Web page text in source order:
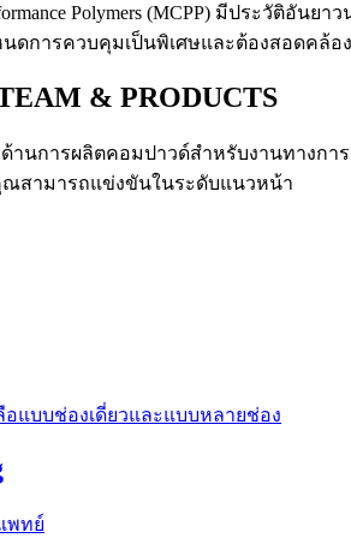
Polymers (MCPP) มีประวัติอันยา
ดการควบคุมเป็นพิเศษและต้องสอดคล้อ
& PRODUCTS
านการผลิตคอมปาวด์สำหรับงานทางกา
สามารถแข่งขันในระดับแนวหน้า
แบบช่องเดี่ยวและแบบหลายช่อง
พทย์